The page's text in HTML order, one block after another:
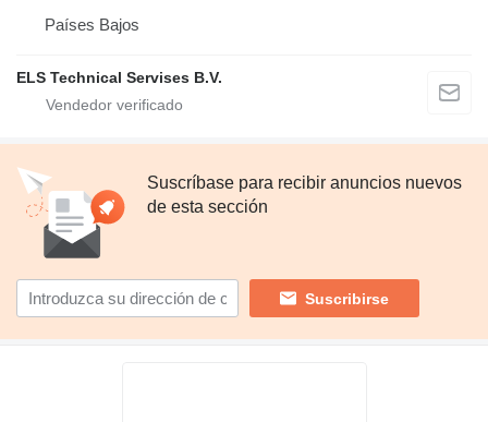
Países Bajos
ELS Technical Servises B.V.
Suscríbase para recibir anuncios nuevos
de esta sección
Suscribirse